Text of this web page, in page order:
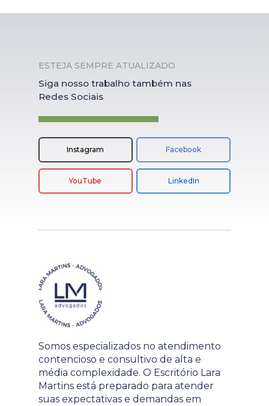
ESTEJA SEMPRE ATUALIZADO
Siga nosso trabalho também nas
Redes Sociais
Instagram Facebook
YouTube LinkedIn
Somos especializados no atendimento
contencioso e consultivo de alta e
média complexidade. O Escritório Lara
Martins está preparado para atender
suas expectativas e demandas em